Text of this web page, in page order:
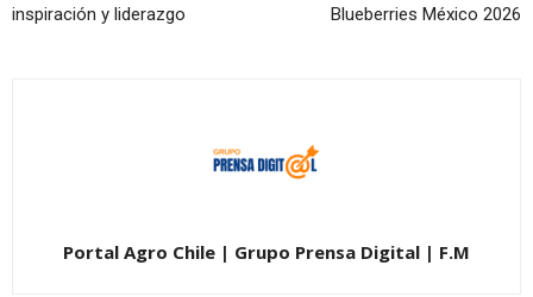
inspiración y liderazgo
Blueberries México 2026
Portal Agro Chile | Grupo Prensa Digital | F.M